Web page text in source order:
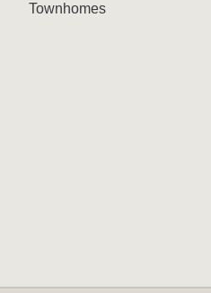
Townhomes